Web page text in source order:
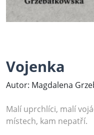
Vojenka
Autor: Magdalena
Malí uprchlíci, malí
místech, kam nepatří.